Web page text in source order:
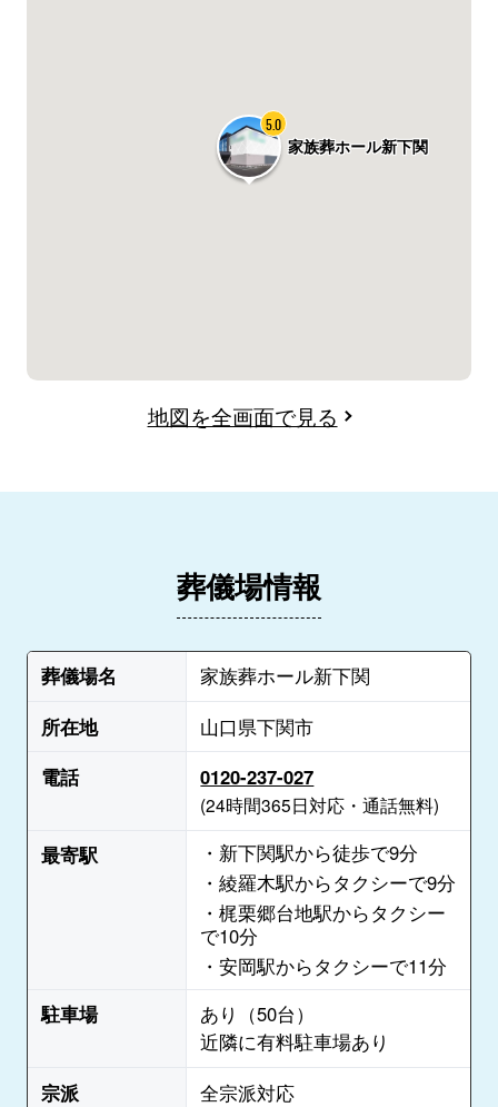
家族葬ホール新下関
5.0
地図を全画面で見る
葬儀場情報
葬儀場名
家族葬ホール新下関
所在地
山口県下関市
電話
0120-237-027
(24時間365日対応・通話無料)
最寄駅
・新下関駅から徒歩で9分
・綾羅木駅からタクシーで9分
・梶栗郷台地駅からタクシー
で10分
・安岡駅からタクシーで11分
駐車場
あり（50台）
近隣に有料駐車場あり
宗派
全宗派対応